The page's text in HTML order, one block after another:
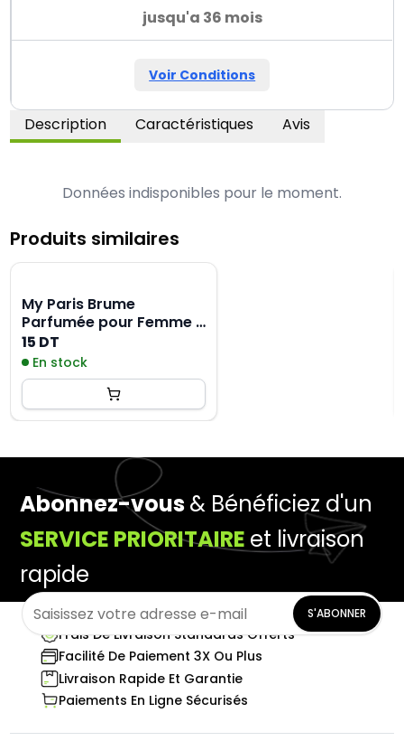
jusqu'a 36 mois
Voir Conditions
Description Caractéristiques Avis
Données indisponibles pour le moment.
Produits similaires
My Paris Brume
Parfumée pour Femme -
250ML
15 DT
En stock
Abonnez-vous& Bénéficiez d'un
SERVICE PRIORITAIRE et livraison
rapide
S'ABONNER
Frais De Livraison Standards Offerts
Facilité De Paiement 3X Ou Plus
Livraison Rapide Et Garantie
Paiements En Ligne Sécurisés